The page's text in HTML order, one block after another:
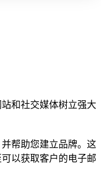
和社交媒体树立强大
帮助您建立品牌。这
以获取客户的电子邮